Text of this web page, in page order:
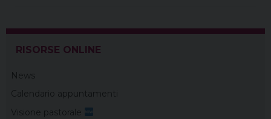
RISORSE ONLINE
News
Calendario appuntamenti
Visione pastorale